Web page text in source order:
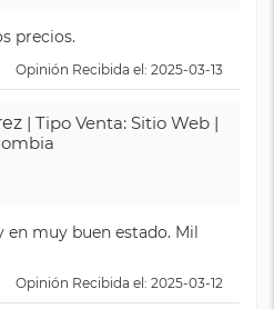
precios.
Opinión Recibida el: 2025-03-13
| Tipo Venta: Sitio Web |
muy buen estado. Mil
Opinión Recibida el: 2025-03-12